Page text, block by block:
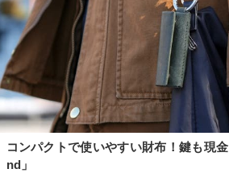
コンパクトで使いやすい財布！鍵も現
nd」